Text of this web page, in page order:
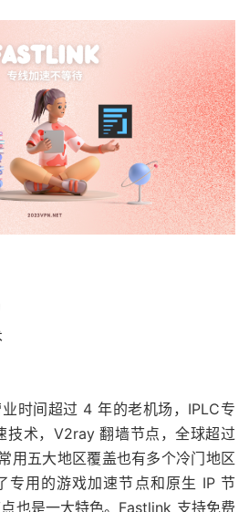
时间超过 4 年的老机场，IPLC专
技术，V2ray 翻墙节点，全球超过
用五大地区覆盖也有多个冷门地区
专用的游戏加速节点和原生 IP 节
也是一大特色。Fastlink 支持免费